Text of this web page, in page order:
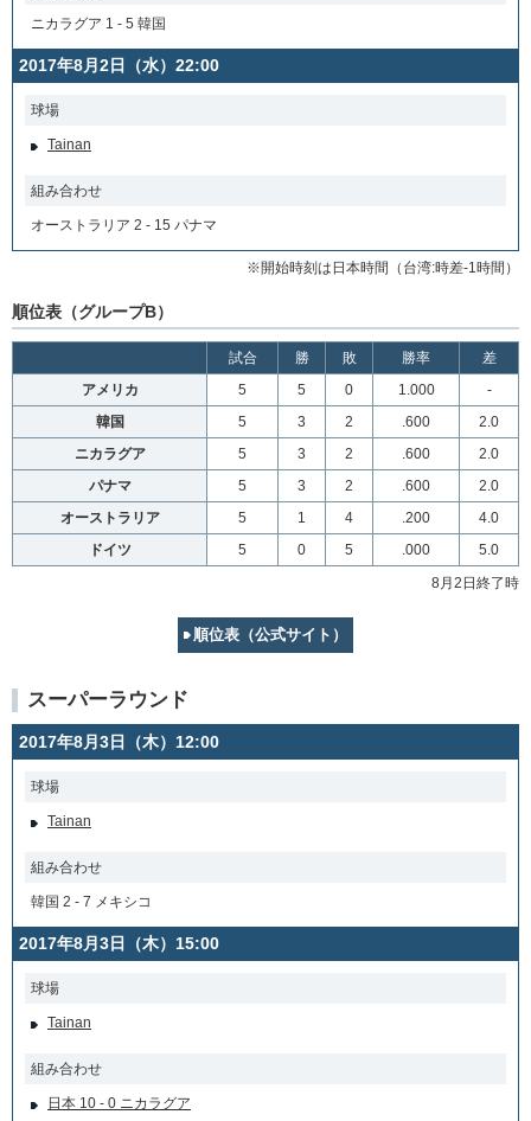
ニカラグア 1 - 5 韓国
2017年8月2日（水）22:00
球場
Tainan
組み合わせ
オーストラリア 2 - 15 パナマ
※開始時刻は日本時間（台湾:時差-1時間）
順位表（グループB）
試合 勝 敗 勝率
差
アメリカ
5 5 0 1.000
-
韓国
5 3 2 .600
2.0
ニカラグア
5 3 2 .600
2.0
パナマ
5 3 2 .600
2.0
オーストラリア
5 1 4 .200
4.0
ドイツ
5 0 5 .000
5.0
8月2日終了時
順位表（公式サイト）
スーパーラウンド
2017年8月3日（木）12:00
球場
Tainan
組み合わせ
韓国 2 - 7 メキシコ
2017年8月3日（木）15:00
球場
Tainan
組み合わせ
日本 10 - 0 ニカラグア